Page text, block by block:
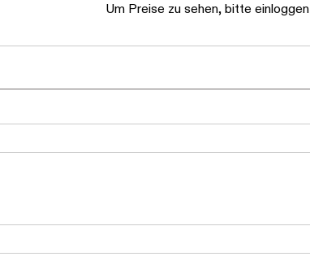
Um Preise zu sehen, bitte einloggen